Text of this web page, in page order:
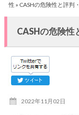
性 » CASHの危険性と評判
CASHの危険性
2022年11月02日